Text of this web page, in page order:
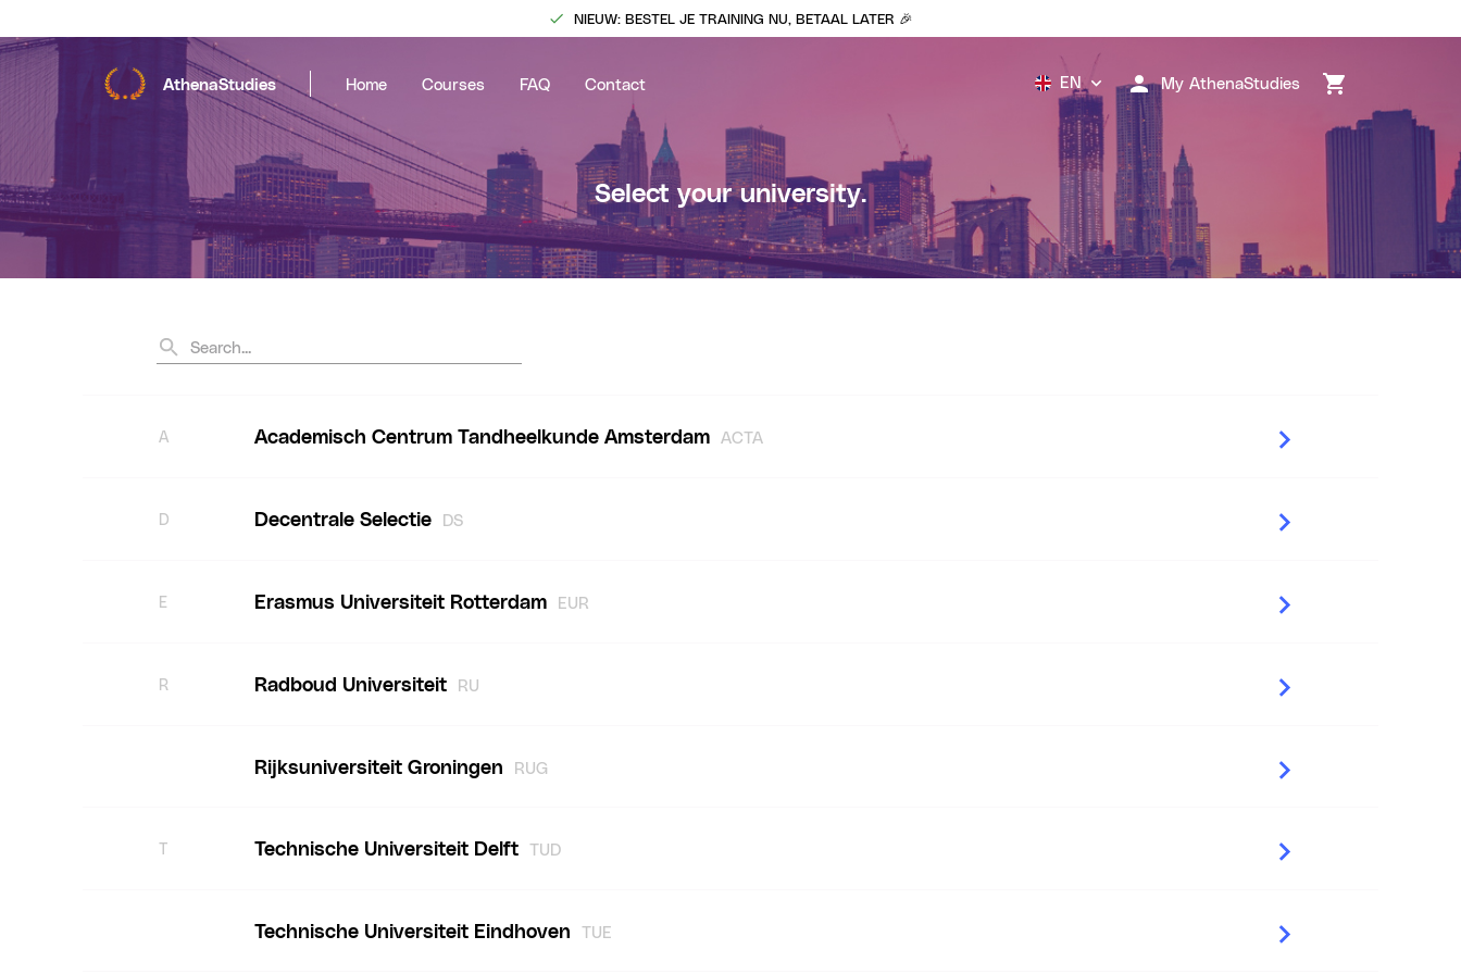
NIEUW: BESTEL JE TRAINING NU, BETAAL LATER 🎉
AthenaStudies Home Courses FAQ Contact EN My AthenaStudies
Select your university.
A Academisch Centrum Tandheelkunde Amsterdam ACTA
D Decentrale Selectie DS
E Erasmus Universiteit Rotterdam EUR
R Radboud Universiteit RU
Rijksuniversiteit Groningen RUG
T Technische Universiteit Delft TUD
Technische Universiteit Eindhoven TUE